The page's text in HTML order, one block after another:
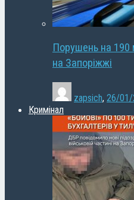
Порушень на 190
на Запоріжжі
zapsich, 26/01/
Кримінал